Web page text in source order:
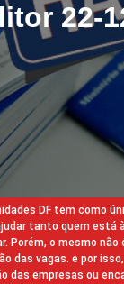
22-
DF tem como
tanto quem está
Porém, o mesmo não
das vagas. e por
das empresas ou